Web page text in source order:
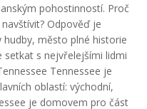
pohostinností. Proč
Odpověď je
město plné historie
s nejvřelejšími lidmi
Tennessee je
oblastí: východní,
je domovem pro část